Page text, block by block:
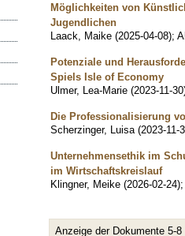
Möglichkeiten von
Jugendlichen
Laack, Maike (2025-04-08);
Potenziale und
Spiels Isle of Economy
Ulmer, Lea-Marie (2023-11-30
Die Professionalisierung
Scherzinger, Luisa (2023-11-
Unternehmensethik im
im Wirtschaftskreislauf
Klingner, Meike (2026-02-24);
Anzeige der Dokumente 5-8